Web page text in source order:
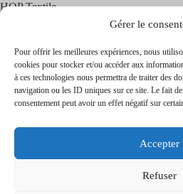
Gérer le
Pour offrir les meilleures expériences, nous
cookies pour stocker et/ou accéder aux
à ces technologies nous permettra de traiter des
navigation ou les ID uniques sur ce site. Le fait
consentement peut avoir un effet négatif sur
Accepter
Refuser
HOP Textile
Textile Articles
Boutique en ligne
Tarifs